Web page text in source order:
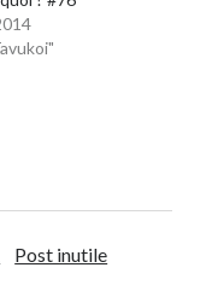
Post inutile